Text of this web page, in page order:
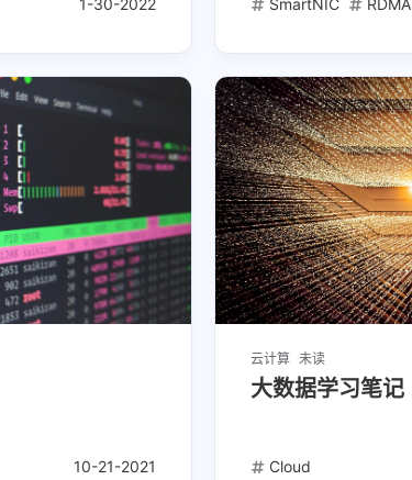
七月 2022
5篇
1-30-2022 SmartNIC RDMA
10-21-2021
云计算 未读
大数据学习笔记
Cloud